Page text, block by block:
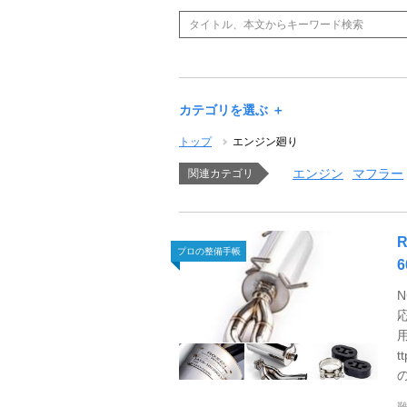
カテゴリを選ぶ ＋
トップ エンジン廻り
関連カテゴリ エンジン マフラー
プロの整備手帳